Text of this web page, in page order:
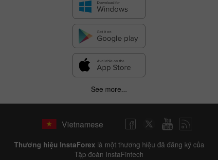
See more...
Vietnamese
Thương hiệu InstaForex là một thương hiệu đã đăng ký của
Tập đoàn InstaFintech